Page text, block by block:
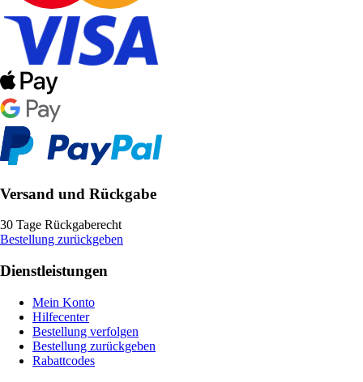
Versand und Rückgabe
30 Tage Rückgaberecht
Bestellung zurückgeben
Dienstleistungen
Mein Konto
Hilfecenter
Bestellung verfolgen
Bestellung zurückgeben
Rabattcodes